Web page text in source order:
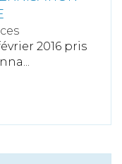
2016 pris